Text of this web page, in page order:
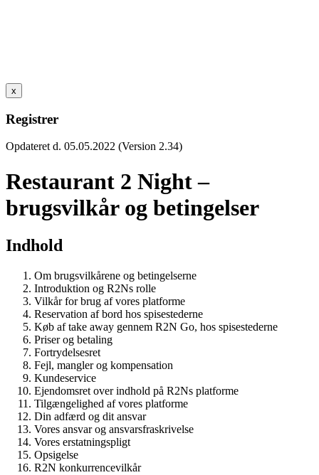
x
Registrer
Opdateret d. 05.05.2022 (Version 2.34)
Restaurant 2 Night –
brugsvilkår og betingelser
Indhold
Om brugsvilkårene og betingelserne
Introduktion og R2Ns rolle
Vilkår for brug af vores platforme
Reservation af bord hos spisestederne
Køb af take away gennem R2N Go, hos spisestederne
Priser og betaling
Fortrydelsesret
Fejl, mangler og kompensation
Kundeservice
Ejendomsret over indhold på R2Ns platforme
Tilgængelighed af vores platforme
Din adfærd og dit ansvar
Vores ansvar og ansvarsfraskrivelse
Vores erstatningspligt
Opsigelse
R2N konkurrencevilkår